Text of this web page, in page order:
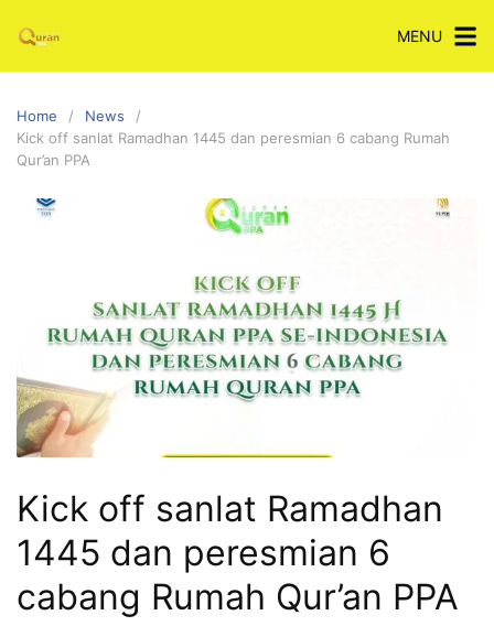
content
MENU
Home
News
Kick off sanlat Ramadhan 1445 dan peresmian 6 cabang Rumah
Qur’an PPA
Kick off sanlat Ramadhan
1445 dan peresmian 6
cabang Rumah Qur’an PPA